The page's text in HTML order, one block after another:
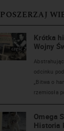
POSZERZAJ
Krótka
Wojny
odcinku
„Bitwa o
rzemiosła
Omega
Historia